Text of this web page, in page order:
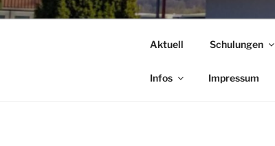
Aktuell Schulungen
Infos Impressum